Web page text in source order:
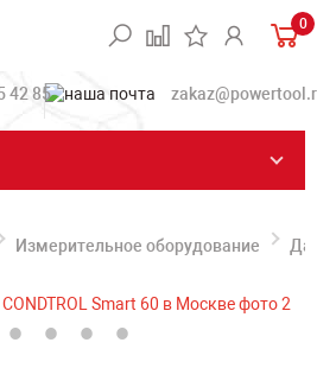
0
42 85
Измерительное оборудование